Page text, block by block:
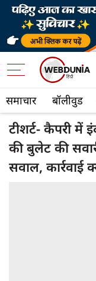
समाचार बॉलीवुड
टीशर्ट- कैपरी में
की बुलेट की
सवाल, कार्रवाई